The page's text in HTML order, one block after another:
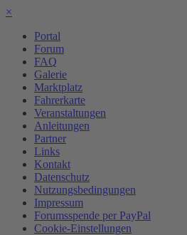
×
Portal
Forum
FAQ
Galerie
Marktplatz
Fahrerkarte
Veranstaltungen
Anleitungen
Partner
Links
Kontakt
Datenschutz
Nutzungsbedingungen
Impressum
Forumsspende per PayPal
Cookie-Einstellungen